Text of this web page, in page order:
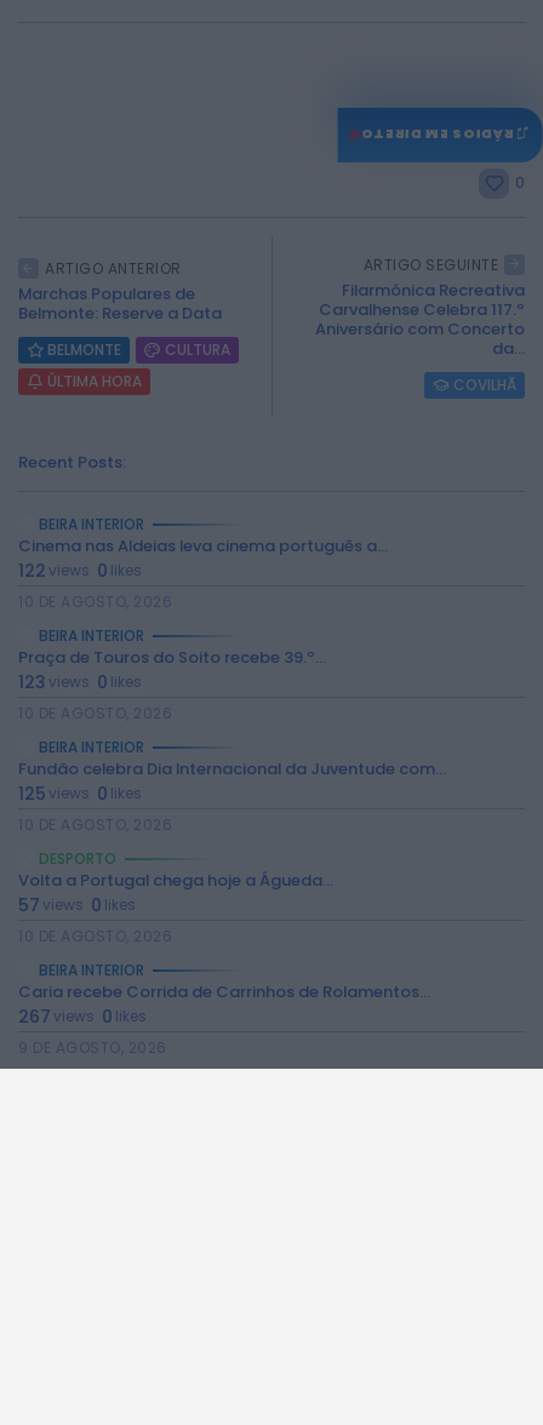
2026 Rádio Caria. Todos os direitos
0
ARTIGO ANTERIOR
Marchas Populares de
Belmonte: Reserve a Data
BELMONTE
CULTURA
ÚLTIMA HORA
ARTIGO SEGUINTE
Filarmónica Recreativa
Carvalhense Celebra 117.º
Aniversário com Concerto
da...
COVILHÃ
Recent Posts:
BEIRA INTERIOR
Cinema nas Aldeias leva cinema português a...
122views 0 likes
10 DE AGOSTO, 2026
BEIRA INTERIOR
Praça de Touros do Soito recebe 39.º...
123views 0 likes
10 DE AGOSTO, 2026
BEIRA INTERIOR
Fundão celebra Dia Internacional da Juventude com...
125views 0 likes
10 DE AGOSTO, 2026
DESPORTO
Volta a Portugal chega hoje a Águeda...
57views 0 likes
10 DE AGOSTO, 2026
BEIRA INTERIOR
Caria recebe Corrida de Carrinhos de Rolamentos...
267views 0 likes
9 DE AGOSTO, 2026
♫
RÁDIOS EM DIRETO